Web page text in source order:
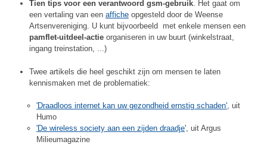
Tien tips voor een verantwoord gsm-gebruik. Het gaat om
een vertaling van een affiche opgesteld door de Weense
Artsenvereniging. U kunt bijvoorbeeld met enkele mensen een
pamflet-uitdeel-actie organiseren in uw buurt (winkelstraat,
ingang treinstation, ...)
Twee artikels die heel geschikt zijn om mensen te laten
kennismaken met de problematiek:
'Draadloos internet kan uw gezondheid ernstig schaden' , uit
Humo
'De wireless society aan een zijden draadje', uit Argus
Milieumagazine